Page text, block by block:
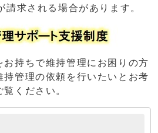
請求される場合があります。
お持ちで維持管理にお困りの方
持管理の依頼を行いたいとお考
ください。